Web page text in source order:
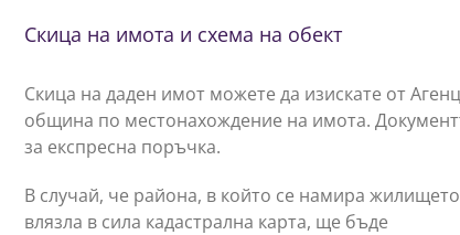
Скица на имота и схема на обект
Скица на даден имот можете да изискате от
община по местонахождение на имота.
за експресна поръчка.
В случай, че района, в който се намира
влязла в сила кадастрална карта, ще бъде